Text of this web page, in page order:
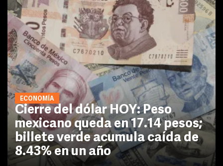
ECONOMÍA
Cierre del dólar HOY: Peso
mexicano queda en 17.14 pesos;
billete verde acumula caída de
8.43% en un año